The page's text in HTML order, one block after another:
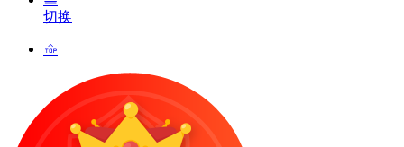
切换